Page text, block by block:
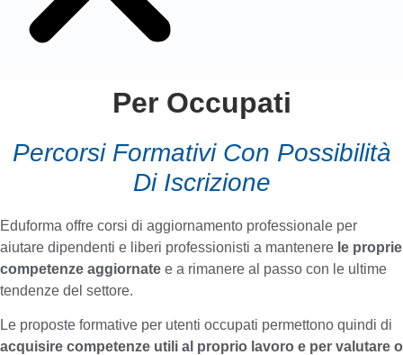
Per Occupati
Percorsi Formativi Con Possibilità
Di Iscrizione
Eduforma offre corsi di aggiornamento professionale per
aiutare dipendenti e liberi professionisti a mantenere le proprie
competenze aggiornate e a rimanere al passo con le ultime
tendenze del settore.
Le proposte formative per utenti occupati permettono quindi di
acquisire competenze utili al proprio lavoro e per valutare o